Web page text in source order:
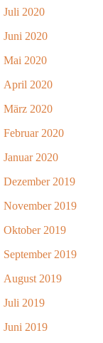
Juli 2020
Juni 2020
Mai 2020
April 2020
März 2020
Februar 2020
Januar 2020
Dezember 2019
November 2019
Oktober 2019
September 2019
August 2019
Juli 2019
Juni 2019